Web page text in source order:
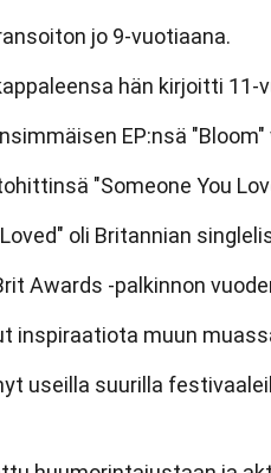
jo 9-vuotiaana.
hän kirjoitti 11-
EP:nsä "Bloom"
"Someone You
oli Britannian
Awards -palkinnon
inspiraatiota muun
useilla suurilla